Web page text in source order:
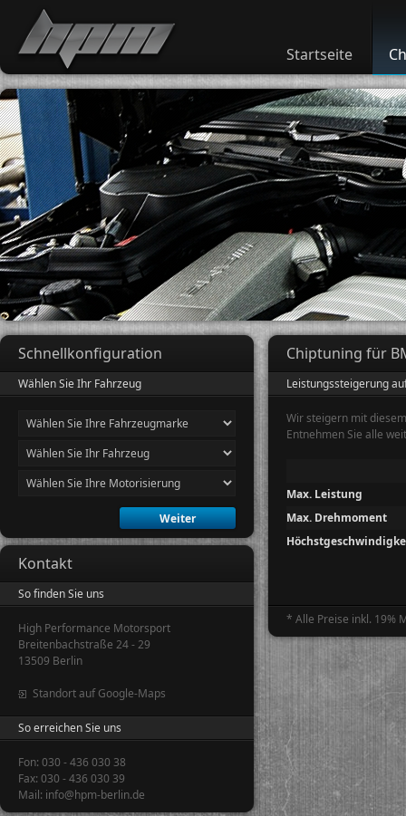
Startseite
Chiptuning für
Leistungssteigerung
Wir steigern mit
Entnehmen Sie alle
Max. Leistung
Max. Drehmoment
* Alle Preise inkl. 19%
Schnellkonfiguration
Wählen Sie Ihr Fahrzeug
Kontakt
So finden Sie uns
High Performance Motorsport
Breitenbachstraße 24 - 29
13509 Berlin
Standort auf Google-Maps
So erreichen Sie uns
Fon: 030 - 436 030 38
Fax: 030 - 436 030 39
Mail: info@hpm-berlin.de